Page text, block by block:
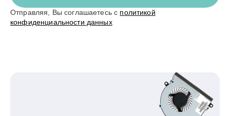
Отправляя, Вы соглашаетесь с политикой
конфиденциальности данных